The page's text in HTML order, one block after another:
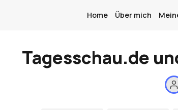
Home Über mich
Tagesschau.de